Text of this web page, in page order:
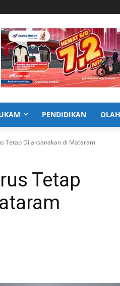
PENDIDIKAN
Tetap Dilaksanakan di Mataram
Tetap